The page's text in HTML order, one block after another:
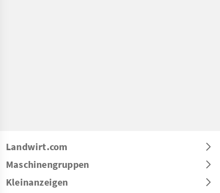
Landwirt.com
Maschinengruppen
Kleinanzeigen